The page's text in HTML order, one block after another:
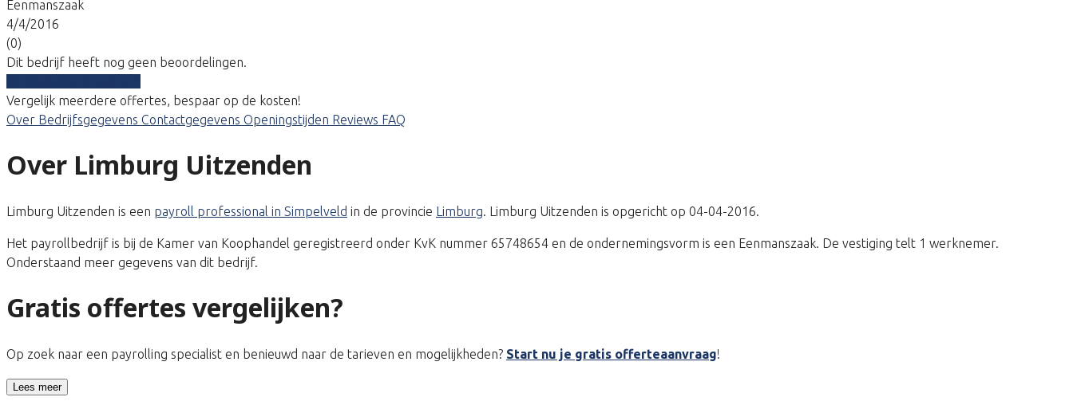
Eenmanszaak
4/4/2016
(0)
Dit bedrijf heeft nog geen beoordelingen.
Vergelijk meerdere offertes, bespaar op de kosten!
Over Bedrijfsgegevens Contactgegevens Openingstijden Reviews FAQ
Over Limburg Uitzenden
Limburg Uitzenden is een payroll professional in Simpelveld in de provincie Limburg. Limburg Uitzenden is opgericht op 04-04-2016.
Het payrollbedrijf is bij de Kamer van Koophandel geregistreerd onder KvK nummer 65748654 en de ondernemingsvorm is een Eenmanszaak. De vestiging telt 1 werknemer.
Onderstaand meer gegevens van dit bedrijf.
Gratis offertes vergelijken?
Op zoek naar een payrolling specialist en benieuwd naar de tarieven en mogelijkheden? Start nu je gratis offerteaanvraag!
Lees meer